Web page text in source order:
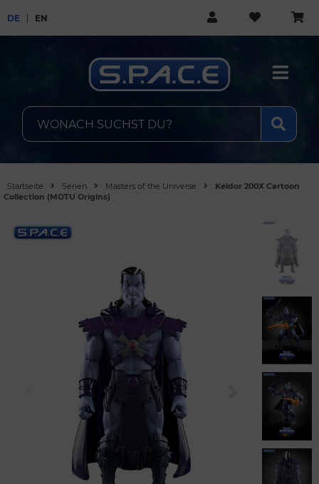
DE EN
Startseite Serien Masters of the Universe
Keldor 200X Cartoon
Collection (MOTU Origins)